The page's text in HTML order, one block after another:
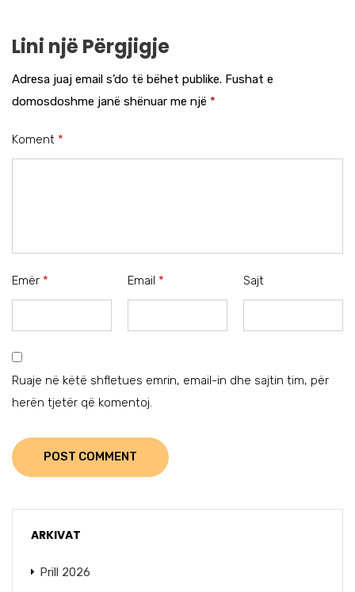
Lini një Përgjigje
Adresa juaj email s’do të bëhet publike. Fushat e
domosdoshme janë shënuar me një *
Koment *
Emër * Email * Sajt
Ruaje në këtë shfletues emrin, email-in dhe sajtin tim, për
herën tjetër që komentoj.
POST COMMENT
ARKIVAT
Prill 2026